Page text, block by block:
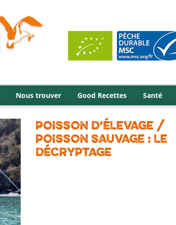
Nous trouver Good Recettes Santé
POISSON D’ÉLEVAGE /
POISSON SAUVAGE : LE
DÉCRYPTAGE